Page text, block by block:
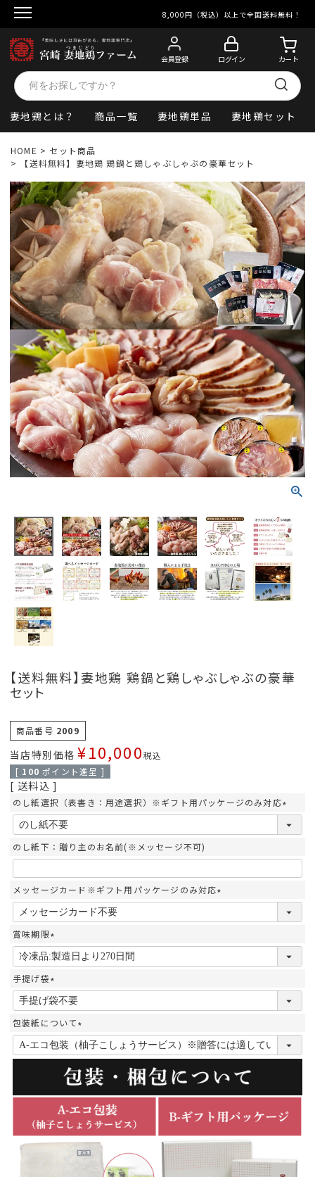
8,000円（税込）以上で全国送料無料！
会員登録 ログイン カート
妻地鶏とは？ 商品一覧 妻地鶏単品 妻地鶏セット
HOME
セット商品
【送料無料】妻地鶏 鶏鍋と鶏しゃぶしゃぶの豪華セット
【送料無料】妻地鶏 鶏鍋と鶏しゃぶしゃぶの豪華
セット
商品番号 2009
当店特別価格 ¥10,000税込
[ 100 ポイント進呈 ]
送料込
のし紙選択（表書き：用途選択）※ギフト用パッケージのみ対応
(
)
のし紙下：贈り主のお名前(※メッセージ不可)
メッセージカード※ギフト用パッケージのみ対応
(
)
賞味期限
(
必
須
)
手提げ袋
(
必
須
)
包装紙について
(
必
)